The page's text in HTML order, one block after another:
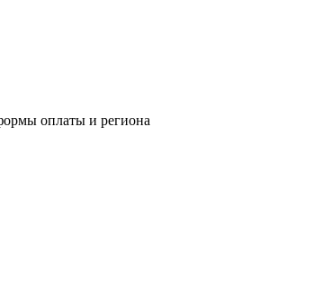
оплаты и региона